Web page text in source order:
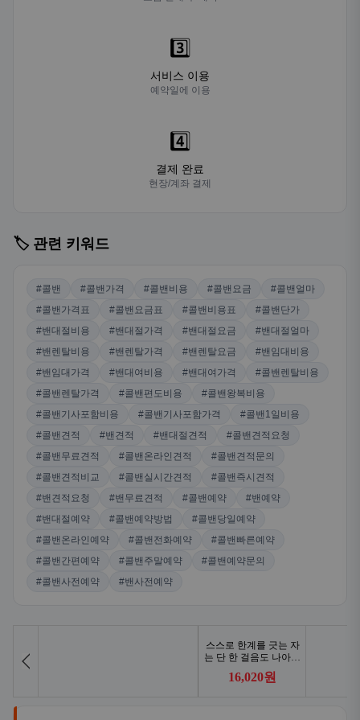
3️⃣
서비스 이용
예약일에 이용
4️⃣
결제 완료
현장/계좌 결제
🏷️ 관련 키워드
#콜밴 #콜밴가격 #콜밴비용 #콜밴요금
#콜밴얼마
#콜밴가격표
#콜밴요금표 #콜밴비용표
#콜밴단가
#밴대절비용
#밴대절가격 #밴대절요금
#밴대절얼마
#밴렌탈비용
#밴렌탈가격 #밴렌탈요금
#밴임대비용
#밴임대가격
#밴대여비용 #밴대여가격
#콜밴렌탈비용
#콜밴렌탈가격
#콜밴편도비용
#콜밴왕복비용
#콜밴기사포함비용
#콜밴기사포함가격
#콜밴1일비용
#콜밴견적
#밴견적 #밴대절견적
#콜밴견적요청
#콜밴무료견적
#콜밴온라인견적
#콜밴견적문의
#콜밴견적비교
#콜밴실시간견적
#콜밴즉시견적
#밴견적요청
#밴무료견적 #콜밴예약
#밴예약
#밴대절예약
#콜밴예약방법
#콜밴당일예약
#콜밴온라인예약
#콜밴전화예약
#콜밴빠른예약
#콜밴간편예약
#콜밴주말예약
#콜밴예약문의
#콜밴사전예약
#밴사전예약